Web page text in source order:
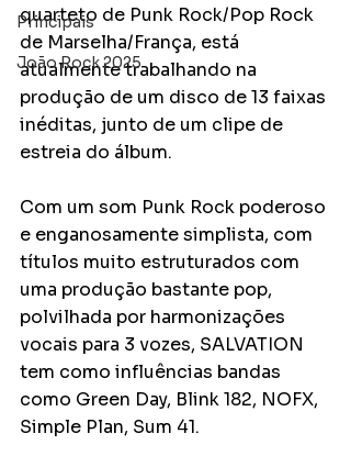
Principais
João Rock 2025
quarteto de Punk Rock/Pop Rock
de Marselha/França, está
atualmente trabalhando na
produção de um disco de 13 faixas
inéditas, junto de um clipe de
estreia do álbum.
Com um som Punk Rock poderoso
e enganosamente simplista, com
títulos muito estruturados com
uma produção bastante pop,
polvilhada por harmonizações
vocais para 3 vozes, SALVATION
tem como influências bandas
como Green Day, Blink 182, NOFX,
Simple Plan, Sum 41.